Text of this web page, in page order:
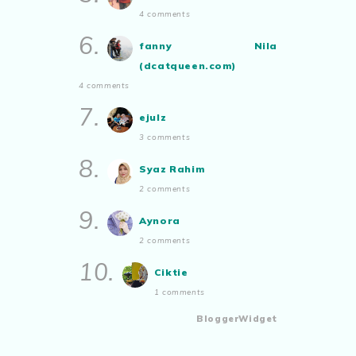
4 comments
6.
fanny Nila
(dcatqueen.com)
4 comments
7. ejulz
3 comments
8. Syaz Rahim
2 comments
9. Aynora
2 comments
10. Ciktie
1 comments
BloggerWidget